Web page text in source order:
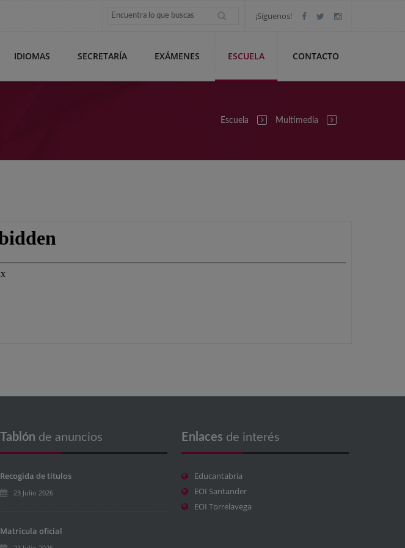
¡Síguenos!
IDIOMAS SECRETARÍA EXÁMENES ESCUELA CONTACTO
Escuela Multimedia
Tablón de anuncios
Recogida de títulos
23 Julio 2026
Matrícula oficial
Enlaces de interés
Educantabria
EOI Santander
EOI Torrelavega